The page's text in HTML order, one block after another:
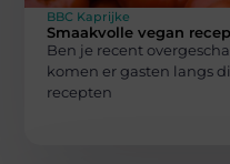
BBC Kaprijke
Smaakvolle vegan
Ben je recent
komen er gasten langs
recepten